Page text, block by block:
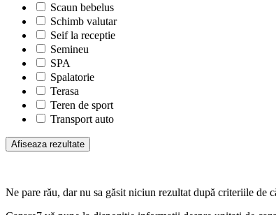
Scaun bebelus
Schimb valutar
Seif la receptie
Semineu
SPA
Spalatorie
Terasa
Teren de sport
Transport auto
Ne pare rău, dar nu sa găsit niciun rezultat după criteriile de